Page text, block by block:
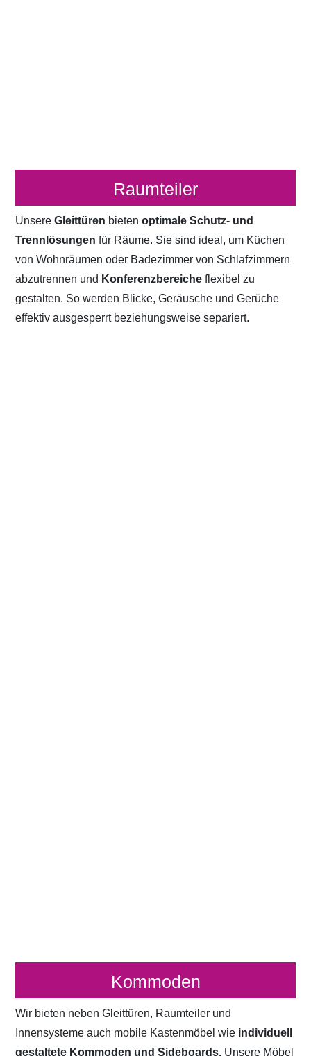
Raumteiler
UnsereGleittüren bietenoptimale Schutz- und
Trennlösungen für Räume. Sie sind ideal, um Küchen
von Wohnräumen oder Badezimmer von Schlafzimmern
abzutrennen und Konferenzbereicheflexibel zu
gestalten. So werden Blicke, Geräusche und Gerüche
effektiv ausgesperrt beziehungsweise separiert.
Kommoden
Wir bieten neben Gleittüren, Raumteiler und
Innensysteme auch mobile Kastenmöbel wie individuell
gestaltete Kommoden und Sideboards. Unsere Möbel